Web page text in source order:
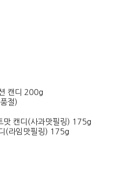
캔디 200g
절)
맛 캔디(사과맛필링) 175g
(라임맛필링) 175g